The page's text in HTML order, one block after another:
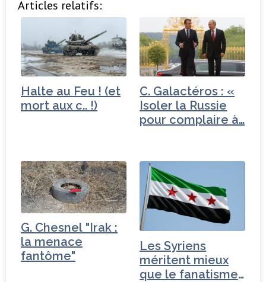
Articles relatifs:
Halte au Feu ! (et
mort aux c.. !)
C. Galactéros : «
Isoler la Russie
pour complaire à…
G. Chesnel "Irak :
la menace
fantôme"
Les Syriens
méritent mieux
que le fanatisme,